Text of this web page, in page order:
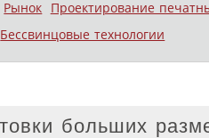
Рынок Проектирование
Бессвинцовые технологии
больших